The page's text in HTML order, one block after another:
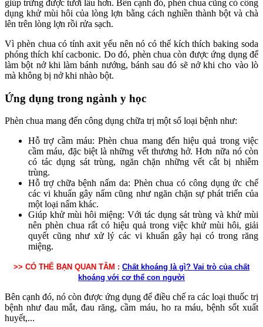
giúp trứng được tươi lâu hơn. Bên cạnh đó, phèn chua cũng có công
dụng khử mùi hôi của lòng lợn bằng cách nghiền thành bột và chà
lên trên lòng lợn rồi rửa sạch.
Vì phèn chua có tính axit yếu nên nó có thể kích thích baking soda
phóng thích khí cacbonic. Do đó, phèn chua còn được ứng dụng để
làm bột nở khi làm bánh nướng, bánh sau đó sẽ nở khi cho vào lò
mà không bị nở khi nhào bột.
Ứng dụng trong ngành y học
Phèn chua mang đến công dụng chữa trị một số loại bệnh như:
Hỗ trợ cầm máu: Phèn chua mang đến hiệu quả trong việc
cầm máu, đặc biệt là những vết thương hở. Hơn nữa nó còn
có tác dụng sát trùng, ngăn chặn những vết cắt bị nhiễm
trùng.
Hỗ trợ chữa bệnh nấm da: Phèn chua có công dụng ức chế
các vi khuẩn gây nấm cũng như ngăn chặn sự phát triển của
một loại nấm khác.
Giúp khử mùi hôi miệng: Với tác dụng sát trùng và khử mùi
nên phèn chua rất có hiệu quả trong việc khử mùi hôi, giải
quyết cũng như xử lý các vi khuẩn gây hại có trong răng
miệng.
>> CÓ THỂ BẠN QUAN TÂM : Chất khoáng là gì? Vai trò của chất
khoáng với cơ thể con người
Bên cạnh đó, nó còn được ứng dụng để điều chế ra các loại thuốc trị
bệnh như đau mắt, đau răng, cầm máu, ho ra máu, bệnh sốt xuất
huyết,...